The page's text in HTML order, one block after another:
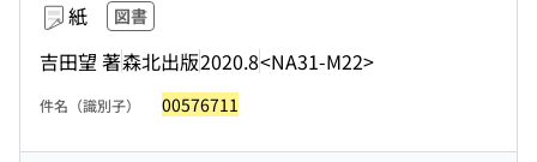
紙 図書
吉田望 著森北出版2020.8<NA31-M22>
件名（識別子） 00576711